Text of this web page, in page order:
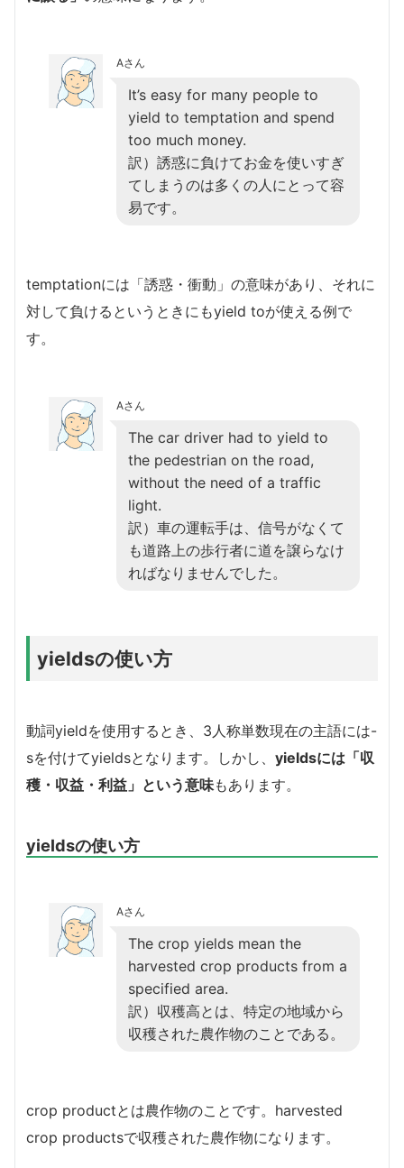
Aさん
It’s easy for many people to
yield to temptation and spend
too much money.
訳）誘惑に負けてお金を使いすぎ
てしまうのは多くの人にとって容
易です。
temptationには「誘惑・衝動」の意味があり、それに
対して負けるというときにもyield toが使える例で
す。
Aさん
The car driver had to yield to
the pedestrian on the road,
without the need of a traffic
light.
訳）車の運転手は、信号がなくて
も道路上の歩行者に道を譲らなけ
ればなりませんでした。
yieldsの使い方
動詞yieldを使用するとき、3人称単数現在の主語には-
sを付けてyieldsとなります。しかし、 yieldsには「収
穫・収益・利益」という意味もあります。
yieldsの使い方
Aさん
The crop yields mean the
harvested crop products from a
specified area.
訳）収穫高とは、特定の地域から
収穫された農作物のことである。
crop productとは農作物のことです。harvested
crop productsで収穫された農作物になります。